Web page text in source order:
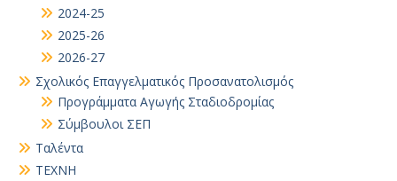
2024-25
2025-26
2026-27
Σχολικός Επαγγελματικός Προσανατολισμός
Προγράμματα Αγωγής Σταδιοδρομίας
Σύμβουλοι ΣΕΠ
Ταλέντα
ΤΕΧΝΗ